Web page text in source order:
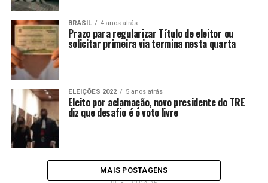
BRASIL 4 anos atrás
Prazo para regularizar Título de eleitor ou
solicitar primeira via termina nesta quarta
ELEIÇÕES 2022 5 anos atrás
Eleito por aclamação, novo presidente do TRE
diz que desafio é o voto livre
MAIS POSTAGENS